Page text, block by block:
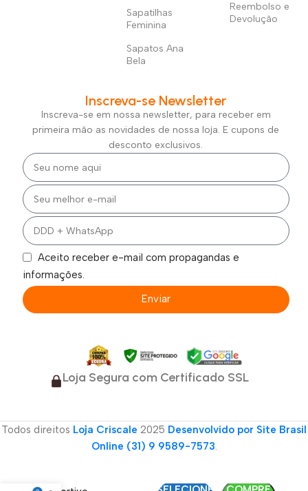
Sapatilhas
Feminina
Sapatos Ana
Bela
Reembolso e
Devolução
Inscreva-se Newsletter
Inscreva-se em nossa newsletter, para receber em
primeira mão as novidades de nossa loja. E cupons de
desconto exclusivos.
Aceito receber e-mail com propagandas e
informações.
Enviar
Loja Segura com Certificado SSL
Todos direitos Loja Criscale 2025 Desenvolvido por Site Brasil
Online (31) 9 9589-7573.